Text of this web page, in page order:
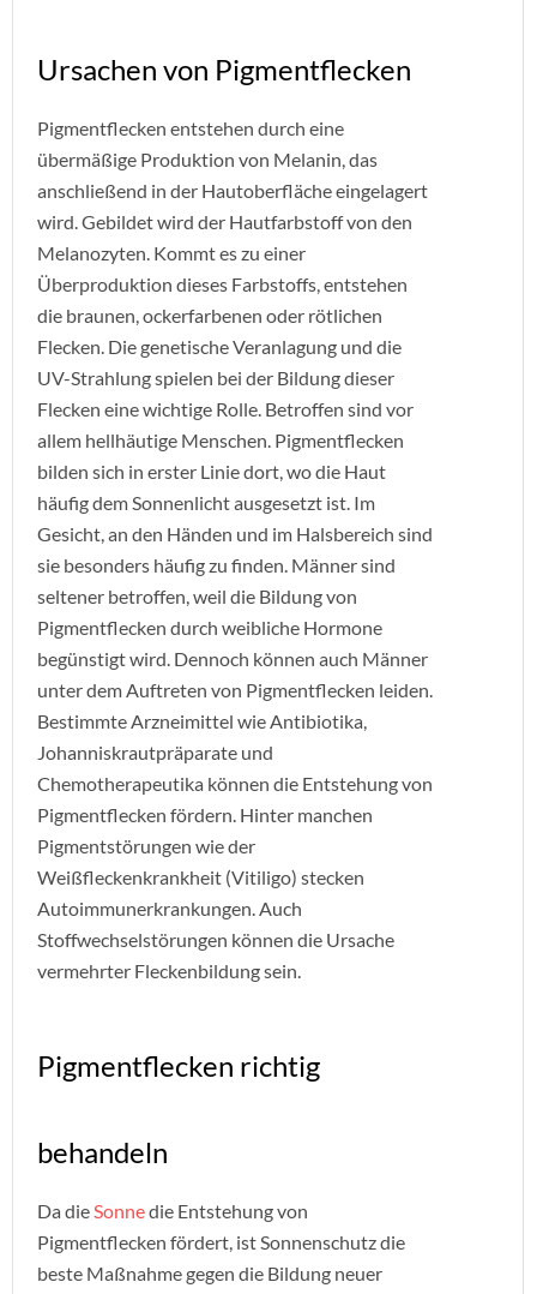
Ursachen von Pigmentflecken
Pigmentflecken entstehen durch eine
übermäßige Produktion von Melanin, das
anschließend in der Hautoberfläche eingelagert
wird. Gebildet wird der Hautfarbstoff von den
Melanozyten. Kommt es zu einer
Überproduktion dieses Farbstoffs, entstehen
die braunen, ockerfarbenen oder rötlichen
Flecken. Die genetische Veranlagung und die
UV-Strahlung spielen bei der Bildung dieser
Flecken eine wichtige Rolle. Betroffen sind vor
allem hellhäutige Menschen. Pigmentflecken
bilden sich in erster Linie dort, wo die Haut
häufig dem Sonnenlicht ausgesetzt ist. Im
Gesicht, an den Händen und im Halsbereich sind
sie besonders häufig zu finden. Männer sind
seltener betroffen, weil die Bildung von
Pigmentflecken durch weibliche Hormone
begünstigt wird. Dennoch können auch Männer
unter dem Auftreten von Pigmentflecken leiden.
Bestimmte Arzneimittel wie Antibiotika,
Johanniskrautpräparate und
Chemotherapeutika können die Entstehung von
Pigmentflecken fördern. Hinter manchen
Pigmentstörungen wie der
Weißfleckenkrankheit (Vitiligo) stecken
Autoimmunerkrankungen. Auch
Stoffwechselstörungen können die Ursache
vermehrter Fleckenbildung sein.
Pigmentflecken richtig
behandeln
Da dieSonnedie Entstehung von
Pigmentflecken fördert, ist Sonnenschutz die
beste Maßnahme gegen die Bildung neuer